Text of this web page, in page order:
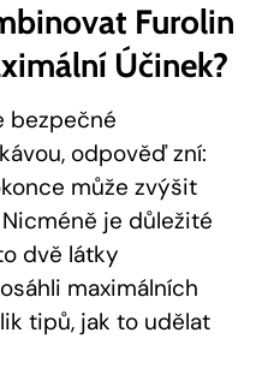
Furolin
Účinek?
bezpečné
odpověď zní:
může zvýšit
je důležité
dvě látky
maximálních
tipů, jak to udělat